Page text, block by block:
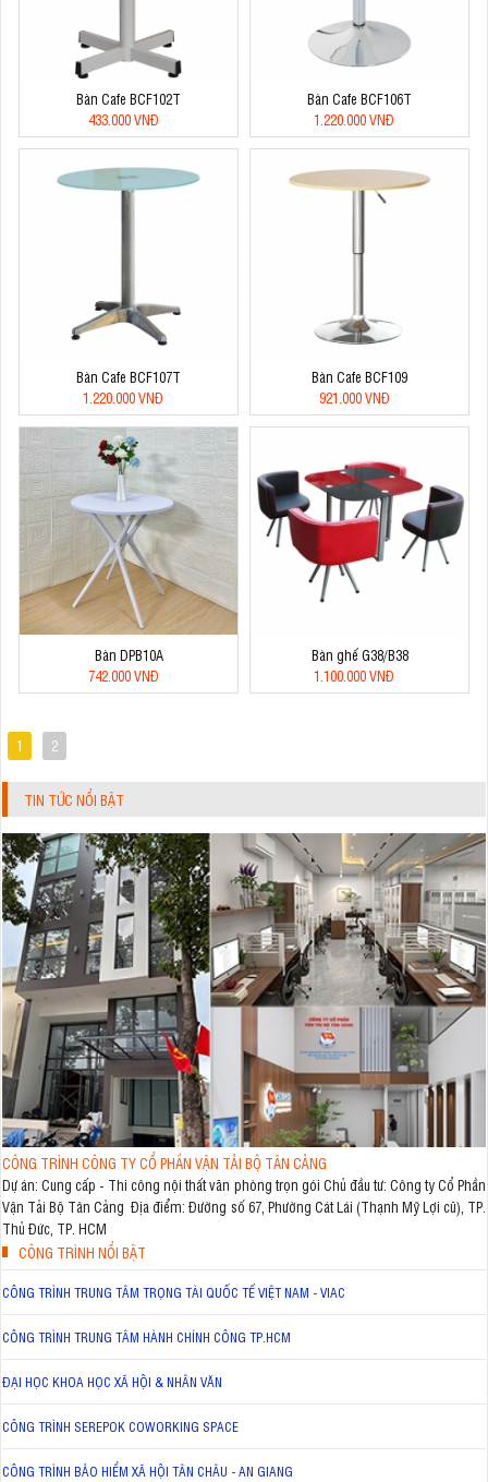
Bàn Cafe BCF102T
433.000 VNĐ
Bàn Cafe BCF106T
1.220.000 VNĐ
Bàn Cafe BCF107T
1.220.000 VNĐ
Bàn Cafe BCF109
921.000 VNĐ
Bàn DPB10A
742.000 VNĐ
Bàn ghế G38/B38
1.100.000 VNĐ
1 2
TIN TỨC NỔI BẬT
CÔNG TRÌNH CÔNG TY CỔ PHẦN VẬN TẢI BỘ TÂN CẢNG
Dự án: Cung cấp - Thi công nội thất văn phòng trọn gói Chủ đầu tư: Công ty Cổ Phần
Vận Tải Bộ Tân Cảng Địa điểm: Đường số 67, Phường Cát Lái (Thạnh Mỹ Lợi cũ), TP.
Thủ Đức, TP. HCM
CÔNG TRÌNH NỔI BẬT
CÔNG TRÌNH TRUNG TÂM TRỌNG TÀI QUỐC TẾ VIỆT NAM - VIAC
CÔNG TRÌNH TRUNG TÂM HÀNH CHÍNH CÔNG TP.HCM
ĐẠI HỌC KHOA HỌC XÃ HỘI & NHÂN VĂN
CÔNG TRÌNH SEREPOK COWORKING SPACE
CÔNG TRÌNH BẢO HIỂM XÃ HỘI TÂN CHÂU - AN GIANG